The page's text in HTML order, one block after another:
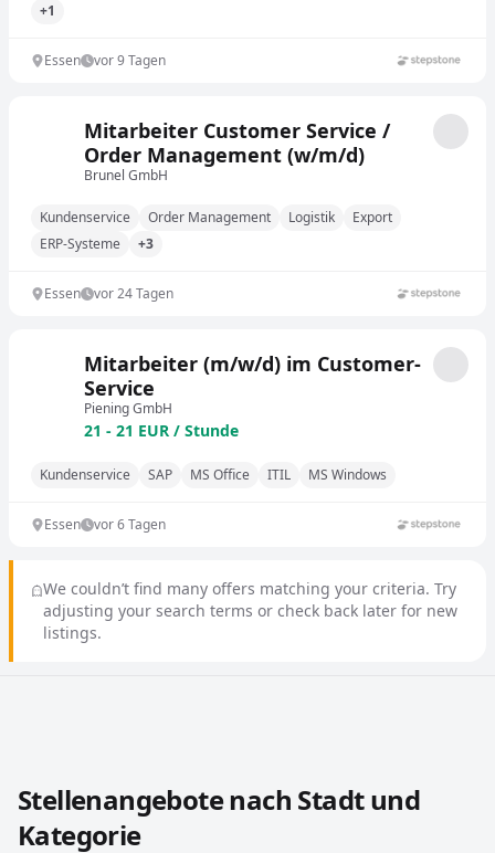
+1
Essen vor 9 Tagen
Mitarbeiter Customer Service /
Order Management (w/m/d)
Brunel GmbH
Kundenservice Order Management Logistik
Export
ERP-Systeme
+3
Essen vor 24 Tagen
Mitarbeiter (m/w/d) im Customer-
Service
Piening GmbH
21 - 21 EUR / Stunde
Kundenservice SAP MS Office ITIL MS Windows
Essen vor 6 Tagen
We couldn’t find many offers matching your criteria. Try
adjusting your search terms or check back later for new
listings.
Stellenangebote nach Stadt und
Kategorie